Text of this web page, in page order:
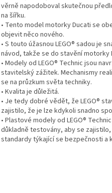
věrně napodoboval skutečnou
na šířku.
• Tento model motorky Ducati se
objevit něco nového.
• S touto úžasnou LEGO® sadou je
návod, takže se do stavění
• Modely od LEGO® Technic jsou
stavitelský zážitek. Mechanismy
se na průzkum světa techniky.
• Kvalita je důležitá.
• Je tedy dobré vědět, že LEGO®
zajistilo, že je lze kdykoli snadno
• Plastové modely od LEGO®
důkladně testovány, aby se
standardy týkající se bezpečnosti a